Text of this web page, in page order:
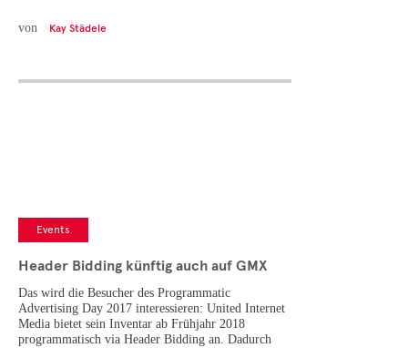
von Kay Städele
Events
Header Bidding künftig auch auf GMX
Das wird die Besucher des Programmatic
Advertising Day 2017 interessieren: United Internet
Media bietet sein Inventar ab Frühjahr 2018
programmatisch via Header Bidding an. Dadurch